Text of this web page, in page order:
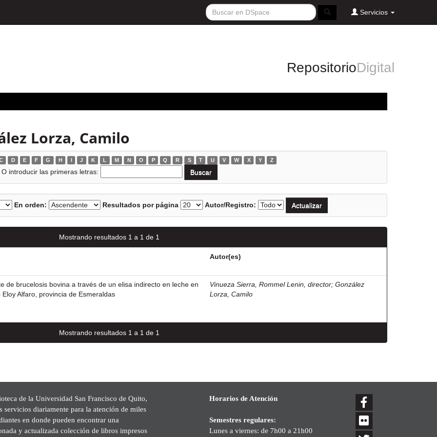
Servicios
RepositorioDigital
Lorza, Camilo
D E F G H I J K L M N O P Q R S T U V W X Y Z
O introducir las primeras letras:
En orden: Resultados por página Autor/Registro:
Mostrando resultados 1 a 1 de 1
Autor(es)
de brucelosis bovina a través de un elisa indirecto en leche en
Alfaro, provincia de Esmeraldas
Vinueza Sierra, Rommel Lenin, director; González
Lorza, Camilo
Mostrando resultados 1 a 1 de 1
de la Universidad San Francisco de Quito,
servicios diariamente para la atención de miles
en donde pueden encontrar una
y actualizada colección de libros impresos
Horarios de Atención
Semestres regulares:
Lunes a viernes: de 7h00 a 21h00